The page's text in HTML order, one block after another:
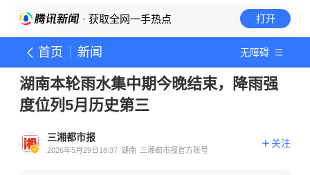
· 获取全网一手热点 打开
首页 新闻 无障碍
湖南本轮雨水集中期今晚结束，降雨强
度位列5月历史第三
三湘都市报
2026年5月29日18:37 湖南 三湘都市报官方账号
关注